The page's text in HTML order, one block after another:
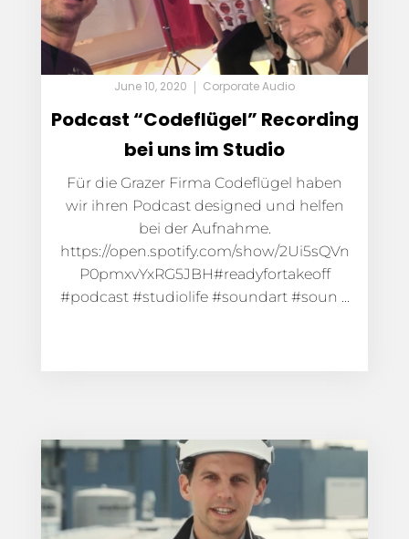
June 10, 2020 Corporate Audio
Podcast “Codeflügel” Recording
bei uns im Studio
Für die Grazer Firma Codeflügel haben
wir ihren Podcast designed und helfen
bei der Aufnahme.
https://open.spotify.com/show/2Ui5sQVn
P0pmxvYxRG5JBH#readyfortakeoff
#podcast #studiolife #soundart #soun ...